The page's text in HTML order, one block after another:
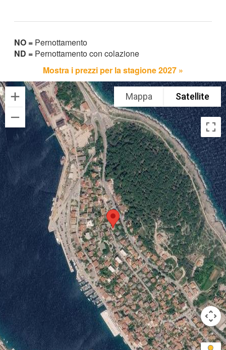
NO = Pernottamento
ND = Pernottamento con colazione
Mostra i prezzi per la stagione 2027 »
Mappa Satellite